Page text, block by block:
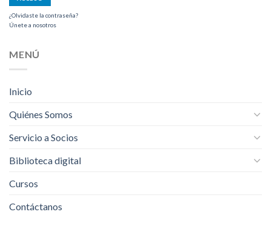
¿Olvidaste la contraseña?
Únete a nosotros
MENÚ
Inicio
Quiénes Somos
Servicio a Socios
Biblioteca digital
Cursos
Contáctanos